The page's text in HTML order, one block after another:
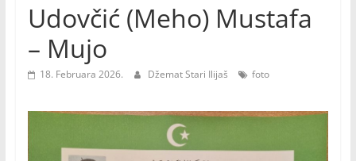
Udovčić (Meho) Mustafa
– Mujo
18. Februara 2026. Džemat Stari Ilijaš foto